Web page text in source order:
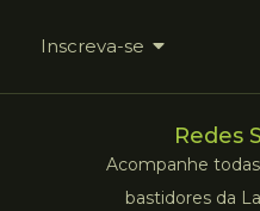
Inscreva-se
Redes
Acompanhe
bastidores da